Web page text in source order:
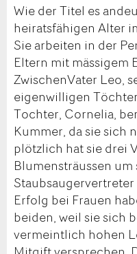
Wie der Titel es
heiratsfähigen Alter
Sie arbeiten in der
Eltern mit mässigem
ZwischenVater Leo,
eigenwilligen
Tochter, Cornelia,
Kummer, da sie sich
plötzlich hat sie drei
Blumensträussen
Erfolg bei Frauen
beiden, weil sie sich
vermeintlich hohen